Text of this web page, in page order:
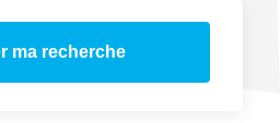
ma recherche